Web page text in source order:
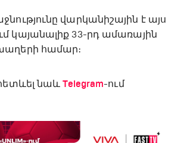
վարկանիշային է այս
կայանալիք 33-րդ ամառային
համար։
նաև Telegram-ում